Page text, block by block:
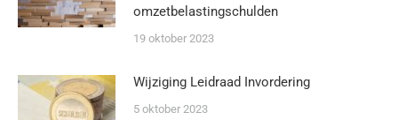
omzetbelastingschulden
19 oktober 2023
Wijziging Leidraad Invordering
5 oktober 2023